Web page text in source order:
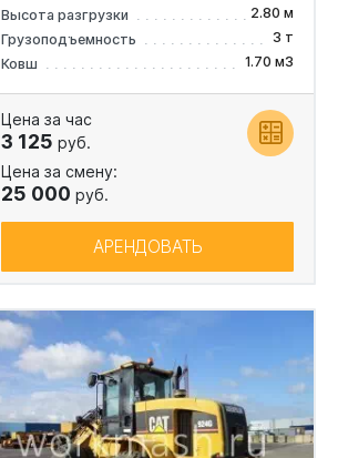
Высота разгрузки
2.80 м
Грузоподъемность
3 т
Ковш
1.70 м3
Цена за час
3 125 руб.
Цена за смену:
25 000 руб.
АРЕНДОВАТЬ